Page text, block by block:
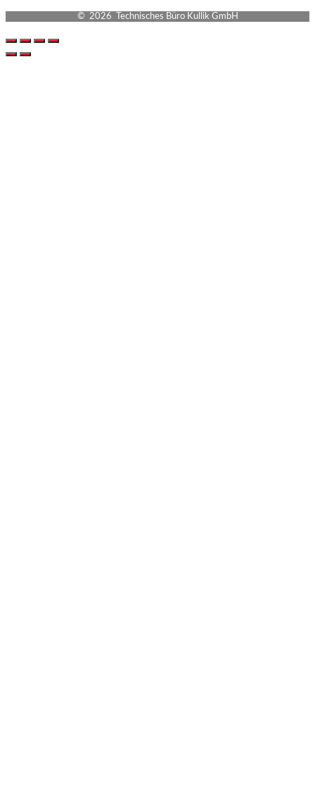
© 2026 Technisches Büro Kullik GmbH